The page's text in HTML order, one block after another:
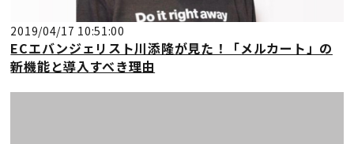
2019/04/17 10:51:00
ECエバンジェリスト川添隆が見た！「メルカート」の
新機能と導入すべき理由